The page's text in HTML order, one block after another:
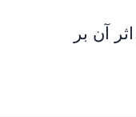
آن بر